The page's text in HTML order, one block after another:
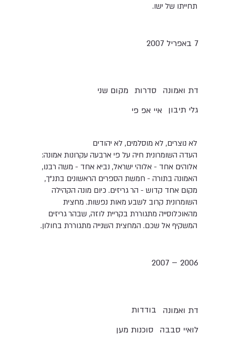
תחייתו של ישו.
7 באפריל 2007
מקום שני סדרות דת ואמונה
איי אפ פי גלי תיבון
לא נוצרים, לא מוסלמים, לא יהודים
העדה השומרונית חיה על פי ארבעה עקרונות אמונה:
אלוהים אחד - אלוהי ישראל, נביא אחד - משה רבנו,
האמונה בתורה - חמשת הספרים הראשונים בתנ"ך,
מקום אחד קדוש - הר גריזים. כיום מונה הקהילה
השומרונית קרוב לשבע מאות נפשות. מחצית
מהאוכלוסייה מתגוררת בקריית לוזה, שבהר גריזים
המשקיף אל שכם. המחצית השנייה מתגוררת בחולון.
2006 – 2007
בודדות
דת ואמונה
סוכנות מען לואיי סבבה